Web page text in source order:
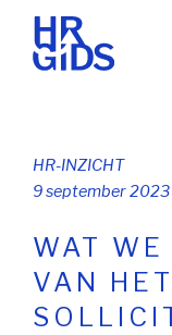
HR-INZICHT
9 september 2023
WAT
VAN HET